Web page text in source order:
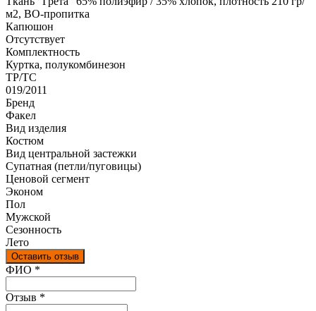
м2, ВО-пропитка
Капюшон
Отсутствует
Комплектность
Куртка, полукомбинезон
ТР/ТС
019/2011
Бренд
Факел
Вид изделия
Костюм
Вид центральной застежки
Супатная (петли/пуговицы)
Ценовой сегмент
Эконом
Пол
Мужской
Сезонность
Лето
Оставить отзыв
Ваш отзыв был отправлен!
ФИО *
Отзыв *